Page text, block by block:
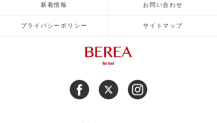
新着情報 お問い合わせ
プライバシーポリシー サイトマップ